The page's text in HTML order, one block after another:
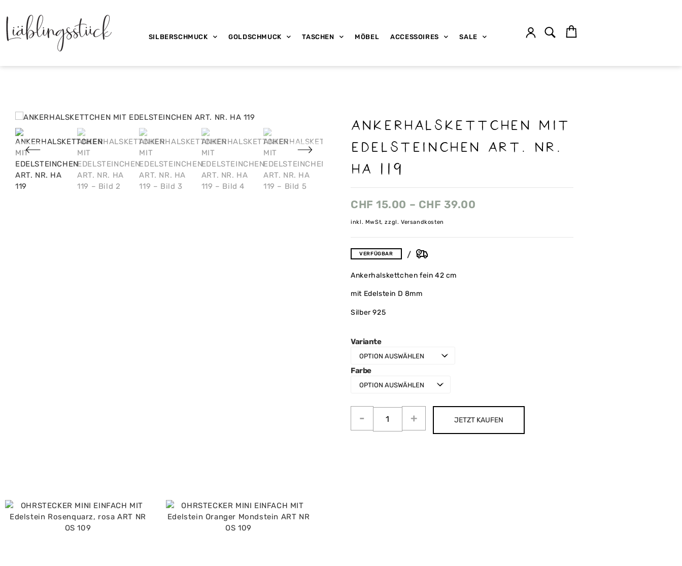
SILBERSCHMUCK GOLDSCHMUCK TASCHEN MÖBEL ACCESSOIRES SALE
ANKERHALSKETTCHEN MIT
EDELSTEINCHEN ART. NR.
HA 119
CHF 15.00 – CHF 39.00
inkl. MwSt, zzgl. Versandkosten
VERFÜGBAR
Ankerhalskettchen fein 42 cm
mit Edelstein D 8mm
Silber 925
Variante
Farbe
JETZT KAUFEN